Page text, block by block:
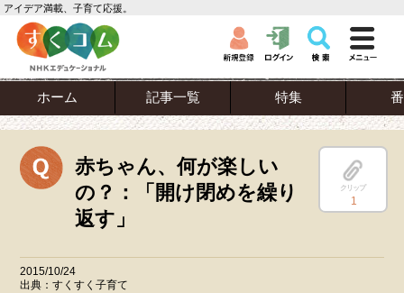
アイデア満載、子育て応援。
ホーム 記事一覧 特集
赤ちゃん、何が楽しい
の？：「開け閉めを繰り
返す」
クリップ
1
2015/10/24
出典：すくすく子育て